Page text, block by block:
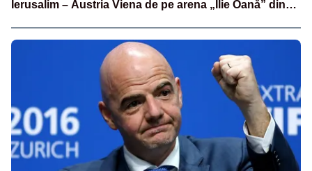
Ierusalim – Austria Viena de pe arena „Ilie Oană” din